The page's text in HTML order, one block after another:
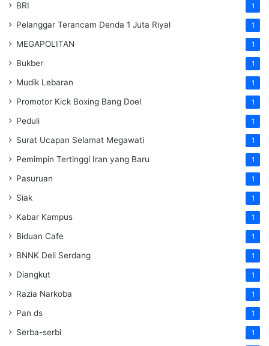
BRI 1
Pelanggar Terancam Denda 1 Juta Riyal 1
MEGAPOLITAN 1
Bukber 1
Mudik Lebaran 1
Promotor Kick Boxing Bang Doel 1
Peduli 1
Surat Ucapan Selamat Megawati 1
Pemimpin Tertinggi Iran yang Baru 1
Pasuruan 1
Siak 1
Kabar Kampus 1
Biduan Cafe 1
BNNK Deli Serdang 1
Diangkut 1
Razia Narkoba 1
Pan ds 1
Serba-serbi 1